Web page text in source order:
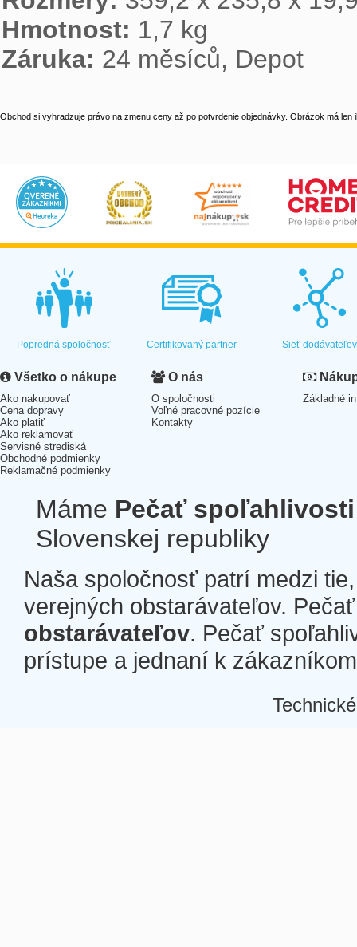
Hmotnost:
Záruka: 24 měsíců, Depot
Obchod si vyhradzuje právo na zmenu ceny až po potvrdenie objednávky. Obrázok má len
Popredná spoločnosť Certifikovaný partner Sieť dodávateľov
Všetko o nákupe
Ako nakupovať
Cena dopravy
Ako platiť
Ako reklamovať
Servisné strediská
Obchodné podmienky
Reklamačné podmienky
O nás
O spoločnosti
Voľné pracovné pozície
Kontakty
Základné
Máme Pečať spoľahlivosti
Slovenskej republiky
Naša spoločnosť patrí medzi
verejných obstarávateľov.
obstarávateľov. Pečať
prístupe a jednaní k